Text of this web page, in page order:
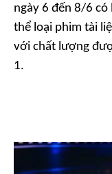
ngày 6 đến 8/6
thể loại phim tài
với chất lượng
1.